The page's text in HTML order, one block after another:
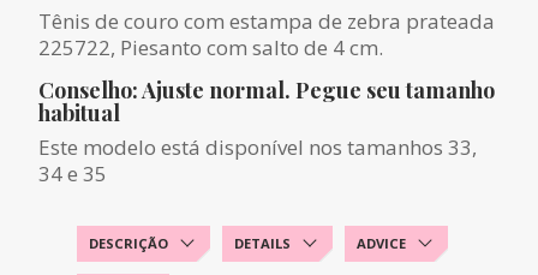
Tênis de couro com estampa de zebra prateada
225722, Piesanto com salto de 4 cm.
Conselho: Ajuste normal. Pegue seu tamanho
habitual
Este modelo está disponível nos tamanhos 33,
34 e 35
DESCRIÇÃO DETAILS ADVICE